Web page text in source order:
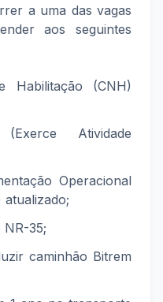
a uma das vagas
aos seguintes
Habilitação (CNH)
Atividade
Operacional
NR-35;
caminhão Bitrem